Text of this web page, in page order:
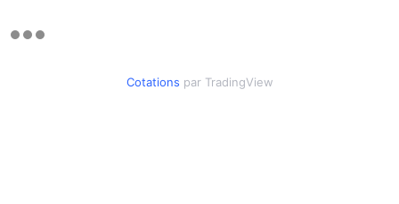
Cotations par TradingView